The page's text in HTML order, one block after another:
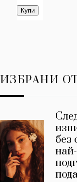
ИЗБРАНИ
без